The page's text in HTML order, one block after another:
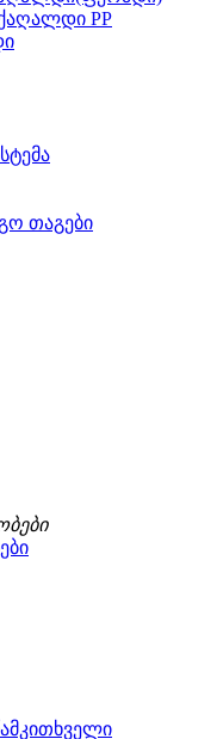
PP
თაგები